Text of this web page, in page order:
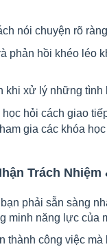
nói chuyện rõ
phản hồi khéo léo
khi xử lý những tình
học hỏi cách giao
gia các khóa
Trách Nhiệm
phải sẵn sàng
minh năng lực của
thành công việc mà